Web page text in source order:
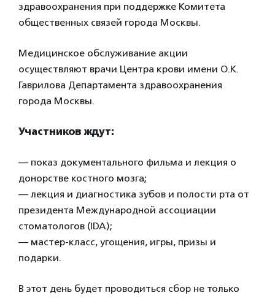
здравоохранения при поддержке Комитета
общественных связей города Москвы.
Медицинское обслуживание акции
осуществляют врачи Центра крови имени О.К.
Гаврилова Департамента здравоохранения
города Москвы.
Участников ждут:
— показ документального фильма и лекция о
донорстве костного мозга;
— лекция и диагностика зубов и полости рта от
президента Международной ассоциации
стоматологов (IDA);
— мастер-класс, угощения, игры, призы и
подарки.
В этот день будет проводиться сбор не только